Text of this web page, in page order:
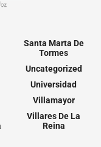
Santa Marta De
Tormes
Uncategorized
Universidad
Villamayor
Villares De La
Reina